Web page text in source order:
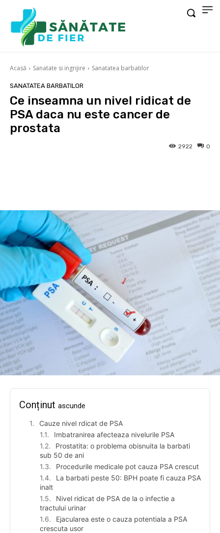
Acasă Sanatate si ingrijire Sanatatea barbatilor
SANATATEA BARBATILOR
Ce inseamna un nivel ridicat de
PSA daca nu este cancer de
prostata
0
2922
Conținut ascunde
Cauze nivel rdicat de PSA
Imbatranirea afecteaza nivelurile PSA
Prostatita: o problema obisnuita la barbati
sub 50 de ani
Procedurile medicale pot cauza PSA crescut
La barbati peste 50: BPH poate fi cauza PSA
inalt
Nivel ridicat de PSA de la o infectie a
tractului urinar
Ejacularea este o cauza potentiala a PSA
crescuta usor